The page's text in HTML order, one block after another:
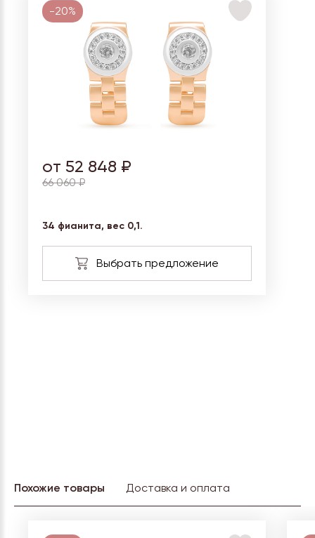
-20%
от 52 848 ₽
66 060 ₽
34 фианита, вес 0,1.
Похожие товары Доставка и оплата